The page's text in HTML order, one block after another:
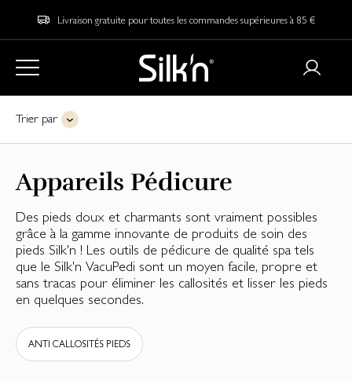
Livraison gratuite pour toutes les commandes supérieures à 85 €
Trier par
Appareils Pédicure
Des pieds doux et charmants sont vraiment possibles
grâce à la gamme innovante de produits de soin des
pieds Silk'n ! Les outils de pédicure de qualité spa tels
que le Silk'n VacuPedi sont un moyen facile, propre et
sans tracas pour éliminer les callosités et lisser les pieds
en quelques secondes.
ANTI CALLOSITÉS PIEDS